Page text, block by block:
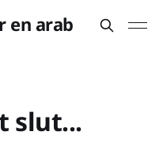
en arab
slut...